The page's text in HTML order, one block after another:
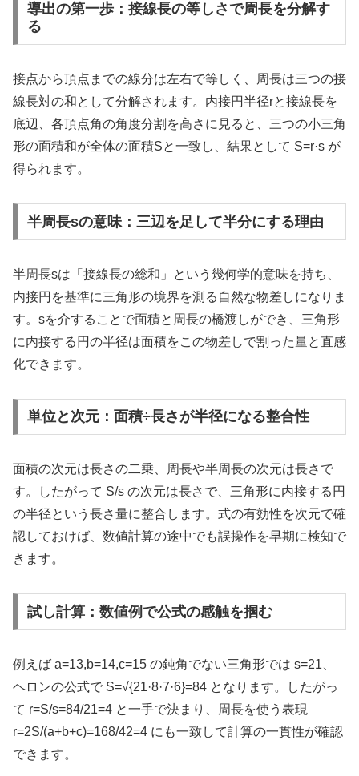
導出の第一歩：接線長の等しさで周長を分解す
る
接点から頂点までの線分は左右で等しく、周長は三つの接
線長対の和として分解されます。内接円半径rと接線長を
底辺、各頂点角の角度分割を高さに見ると、三つの小三角
形の面積和が全体の面積Sと一致し、結果として S=r·s が
得られます。
半周長sの意味：三辺を足して半分にする理由
半周長sは「接線長の総和」という幾何学的意味を持ち、
内接円を基準に三角形の境界を測る自然な物差しになりま
す。sを介することで面積と周長の橋渡しができ、三角形
に内接する円の半径は面積をこの物差しで割った量と直感
化できます。
単位と次元：面積÷長さが半径になる整合性
面積の次元は長さの二乗、周長や半周長の次元は長さで
す。したがって S/s の次元は長さで、三角形に内接する円
の半径という長さ量に整合します。式の有効性を次元で確
認しておけば、数値計算の途中でも誤操作を早期に検知で
きます。
試し計算：数値例で公式の感触を掴む
例えば a=13,b=14,c=15 の鈍角でない三角形では s=21、
ヘロンの公式で S=√{21·8·7·6}=84 となります。したがっ
て r=S/s=84/21=4 と一手で決まり、周長を使う表現
r=2S/(a+b+c)=168/42=4 にも一致して計算の一貫性が確認
できます。